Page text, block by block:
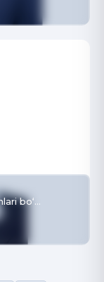
bo‘…